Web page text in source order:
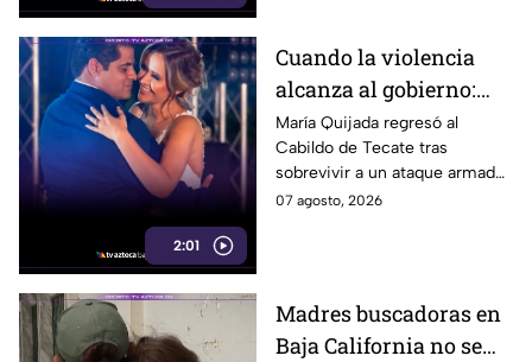
2:01
Cuando la violencia
alcanza al gobierno:
regidora de Tecate
vuelve al Cabildo tras
sobrevivir a un ataque
armado
María Quijada regresó al
Cabildo de Tecate tras
sobrevivir a un ataque armado
en el que murió su esposo y
07 agosto, 2026
Madres buscadoras en
Baja California no se